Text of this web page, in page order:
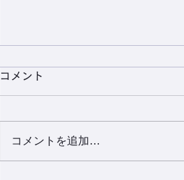
コメント
コメントを追加…